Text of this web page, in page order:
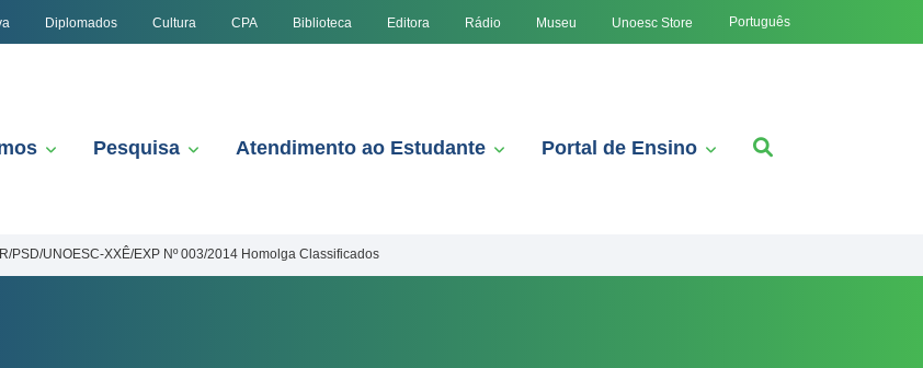
Diplomados Cultura CPA Biblioteca Editora Rádio Museu Unoesc Store Português
Pesquisa Atendimento ao Estudante Portal de Ensino
PSD/UNOESC-XXÊ/EXP Nº 003/2014 Homolga Classificados